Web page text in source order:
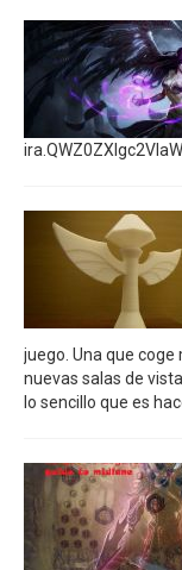
juego. Una que coge
nuevas salas de
lo sencillo que es